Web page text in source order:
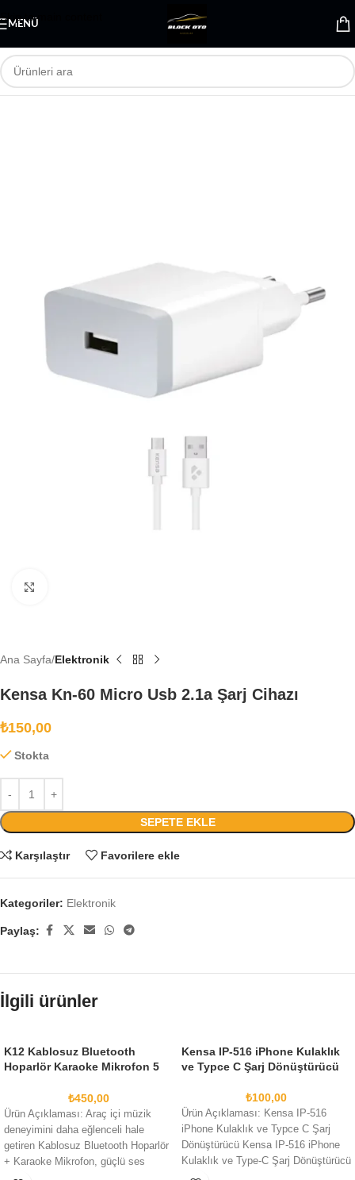
Skip to main content
MENÜ
Ana Sayfa Elektronik
Kensa Kn-60 Micro Usb 2.1a Şarj Cihazı
₺150,00
Stokta
SEPETE EKLE
Karşılaştır Favorilere ekle
Kategoriler: Elektronik
Paylaş:
İlgili ürünler
K12 Kablosuz Bluetooth
Hoparlör Karaoke Mikrofon 5
₺450,00
Ürün Açıklaması: Araç içi müzik
deneyimini daha eğlenceli hale
getiren Kablosuz Bluetooth Hoparlör
+ Karaoke Mikrofon, güçlü ses
Kensa IP-516 iPhone Kulaklık
ve Typce C Şarj Dönüştürücü
₺100,00
Ürün Açıklaması: Kensa IP-516
iPhone Kulaklık ve Typce C Şarj
Dönüştürücü Kensa IP-516 iPhone
Kulaklık ve Type-C Şarj Dönüştürücü
ile